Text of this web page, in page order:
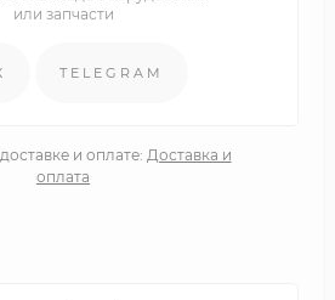
или запчасти
TELEGRAM
и оплате: Доставка и
оплата